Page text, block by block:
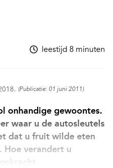
leestijd 8 minuten
(Publicatie: 01 juni 2011)
onhandige gewoontes.
waar u de autosleutels
dat u fruit wilde eten
Hoe verandert u